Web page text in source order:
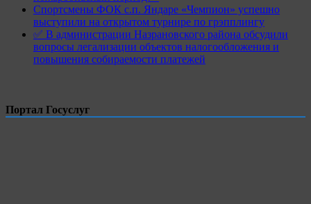
Спортсмены ФОК с.п. Яндаре «Чемпион» успешно
выступили на открытом турнире по грэпплингу
✅ В администрации Назрановского района обсудили
вопросы легализации объектов налогообложения и
повышения собираемости платежей
Портал Госуслуг